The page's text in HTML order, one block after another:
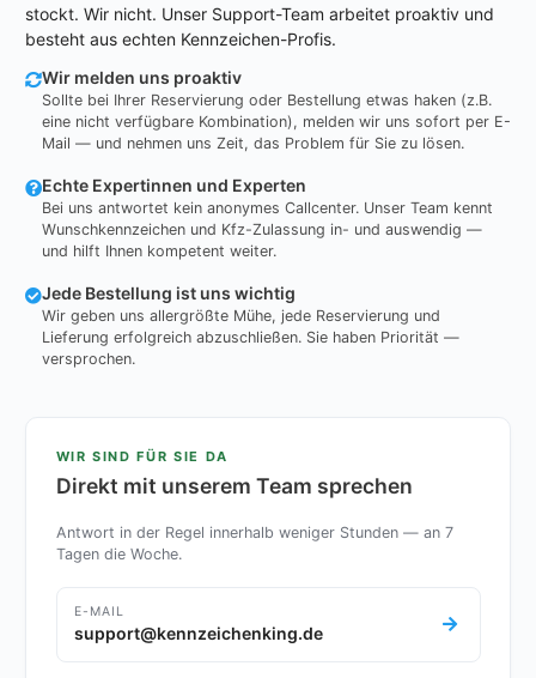
stockt. Wir nicht. Unser Support-Team arbeitet proaktiv und
besteht aus echten Kennzeichen-Profis.
Wir melden uns proaktiv
Sollte bei Ihrer Reservierung oder Bestellung etwas haken (z.B.
eine nicht verfügbare Kombination), melden wir uns sofort per E-
Mail — und nehmen uns Zeit, das Problem für Sie zu lösen.
Echte Expertinnen und Experten
Bei uns antwortet kein anonymes Callcenter. Unser Team kennt
Wunschkennzeichen und Kfz-Zulassung in- und auswendig —
und hilft Ihnen kompetent weiter.
Jede Bestellung ist uns wichtig
Wir geben uns allergrößte Mühe, jede Reservierung und
Lieferung erfolgreich abzuschließen. Sie haben Priorität —
versprochen.
WIR SIND FÜR SIE DA
Direkt mit unserem Team sprechen
Antwort in der Regel innerhalb weniger Stunden — an 7
Tagen die Woche.
E-MAIL
support@kennzeichenking.de